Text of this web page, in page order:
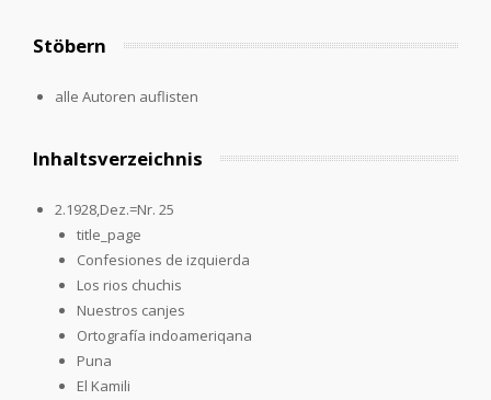
Stöbern
alle Autoren auflisten
Inhaltsverzeichnis
2.1928,Dez.=Nr. 25
title_page
Confesiones de izquierda
Los rios chuchis
Nuestros canjes
Ortografía indoameriqana
Puna
El Kamili